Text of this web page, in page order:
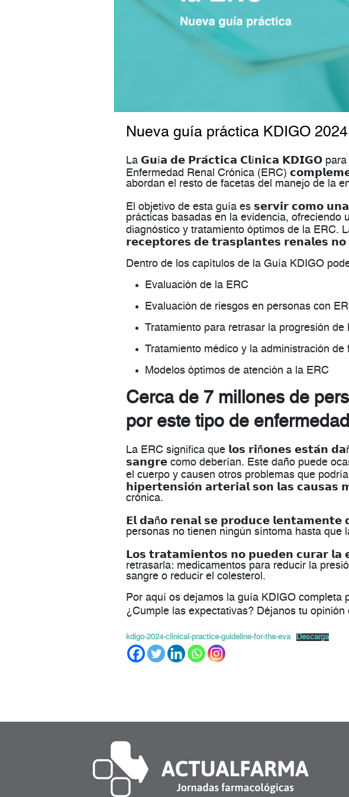
Nueva guía práctica KDIGO 2024
La 𝗚𝘂í𝗮 𝗱𝗲 𝗣𝗿𝗮́𝗰𝘁𝗶𝗰𝗮 𝗖𝗹í𝗻𝗶𝗰𝗮 𝗞𝗗𝗜𝗚𝗢 para
Enfermedad Renal Crónica (ERC)
abordan el resto de facetas del manejo de la
El objetivo de esta guía es 𝘀𝗲𝗿𝘃𝗶𝗿 𝗰𝗼𝗺𝗼
prácticas basadas en la evidencia, ofreciendo
diagnóstico y tratamiento óptimos de la ERC.
𝗿𝗲𝗰𝗲𝗽𝘁𝗼𝗿𝗲𝘀 𝗱𝗲 𝘁𝗿𝗮𝘀𝗽𝗹𝗮𝗻𝘁𝗲𝘀 𝗿𝗲𝗻𝗮𝗹𝗲𝘀
Dentro de los capítulos de la Guía KDIGO
Evaluación de la ERC
Evaluación de riesgos en personas con
Tratamiento para retrasar la progresión
Tratamiento médico y la administración de
Modelos óptimos de atención a la ERC
Cerca de 7 millones de
por este tipo de
La ERC significa que 𝗹𝗼𝘀 𝗿𝗶ñ𝗼𝗻𝗲𝘀 𝗲𝘀𝘁𝗮́𝗻
𝘀𝗮𝗻𝗴𝗿𝗲 como deberían. Este daño puede
el cuerpo y causen otros problemas que
𝗵𝗶𝗽𝗲𝗿𝘁𝗲𝗻𝘀𝗶𝗼́𝗻 𝗮𝗿𝘁𝗲𝗿𝗶𝗮𝗹 𝘀𝗼𝗻 𝗹𝗮𝘀
crónica.
𝗘𝗹 𝗱𝗮ñ𝗼 𝗿𝗲𝗻𝗮𝗹 𝘀𝗲 𝗽𝗿𝗼𝗱𝘂𝗰𝗲
personas no tienen ningún síntoma hasta que
𝗟𝗼𝘀 𝘁𝗿𝗮𝘁𝗮𝗺𝗶𝗲𝗻𝘁𝗼𝘀 𝗻𝗼 𝗽𝘂𝗲𝗱𝗲𝗻 𝗰𝘂𝗿𝗮𝗿 𝗹𝗮
retrasarla: medicamentos para reducir la
sangre o reducir el colesterol.
Por aquí os dejamos la guía KDIGO completa
¿Cumple las expectativas? Déjanos tu
kdigo-2024-clinical-practice-guideline-for-the-eva Descarga